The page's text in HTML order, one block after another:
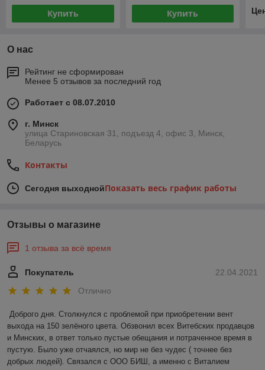
Купить Купить
О нас
Рейтинг не сформирован
Менее 5 отзывов за последний год
Работает с 08.07.2010
г. Минск
улица Стариновская 31, подъезд 4, офис 3, Минск,
Беларусь
Контакты
Сегодня выходнойПоказать весь график работы
Отзывы о магазине
1 отзыва за всё время
22.04.2021
Покупатель
Отлично
Доброго дня. Столкнулся с проблемой при приобретении вент
выхода на 150 зелёного цвета. Обзвонил всех Витебских продавцов
и Минских, в ответ только пустые обещания и потраченное время в
пустую. Было уже отчаялся, но мир не без чудес ( точнее без
добрых людей). Связался с ООО БИШ, а именно с Виталием